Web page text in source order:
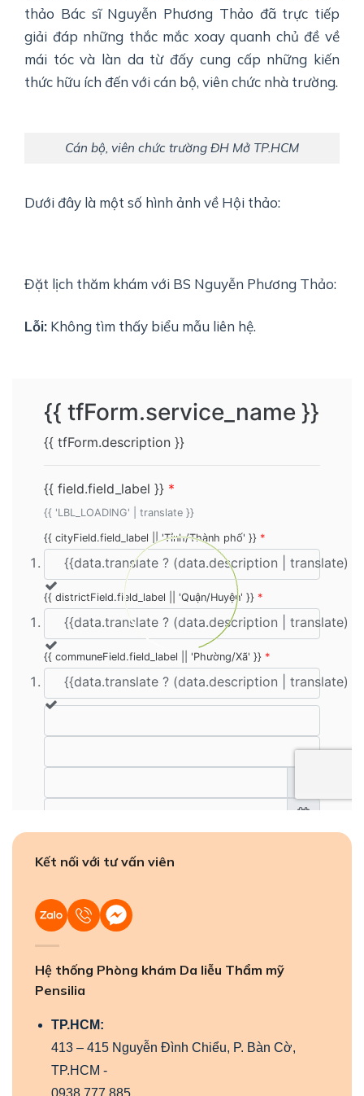
thảo Bác sĩ Nguyễn Phương Thảo đã trực tiếp
giải đáp những thắc mắc xoay quanh chủ đề về
mái tóc và làn da từ đấy cung cấp những kiến
thức hữu ích đến với cán bộ, viên chức nhà trường.
Cán bộ, viên chức trường ĐH Mở TP.HCM
Dưới đây là một số hình ảnh về Hội thảo:
Đặt lịch thăm khám với BS Nguyễn Phương Thảo:
Lỗi: Không tìm thấy biểu mẫu liên hệ.
Kết nối với tư vấn viên
Hệ thống Phòng khám Da liễu Thẩm mỹ
Pensilia
TP.HCM:
413 – 415 Nguyễn Đình Chiểu, P. Bàn Cờ,
TP.HCM -